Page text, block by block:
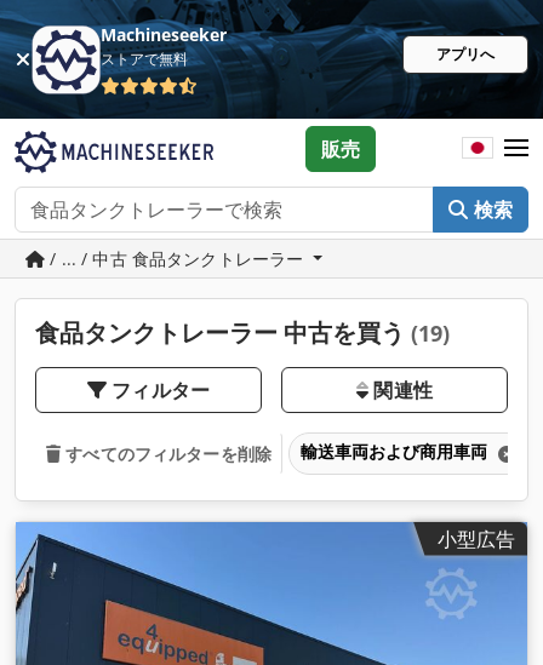
Machineseeker
ストアで無料 アプリへ
検索
販売
/ ... / 中古 食品タンクトレーラー
食品タンクトレーラー 中古を買う (19)
フィルター 関連性
すべてのフィルターを削除 輸送車両および商用車両
小型広告